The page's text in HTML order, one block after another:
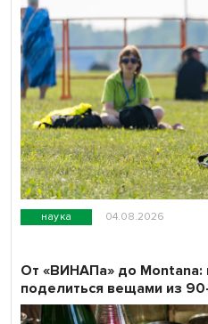
наука 04.08.2026
От «ВИНАПа» до Montana:
поделиться вещами из